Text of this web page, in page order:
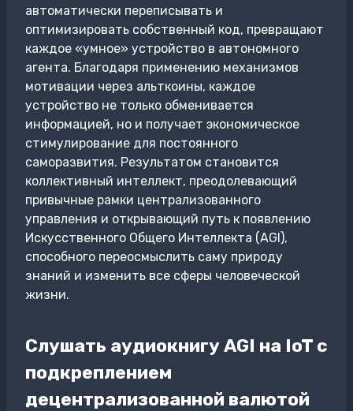
автоматически переписывать и
оптимизировать собственный код, превращают
каждое «умное» устройство в автономного
агента. Благодаря применению механизмов
мотивации через альткоины, каждое
устройство не только обменивается
информацией, но и получает экономическое
стимулирование для постоянного
саморазвития. Результатом становится
коллективный интеллект, преодолевающий
привычные рамки централизованного
управления и открывающий путь к появлению
Искусственного Общего Интеллекта (AGI),
способного переосмыслить саму природу
знаний и изменить все сферы человеческой
жизни.
Слушать аудиокнигу AGI на IoT с
подкреплением
децентрализованной валютой